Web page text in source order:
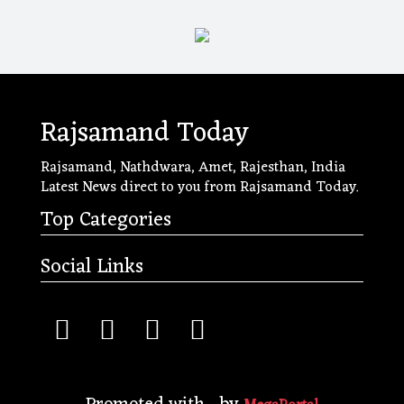
Rajsamand Today
Rajsamand, Nathdwara, Amet, Rajesthan, India
Latest News direct to you from Rajsamand Today.
Top Categories
Social Links